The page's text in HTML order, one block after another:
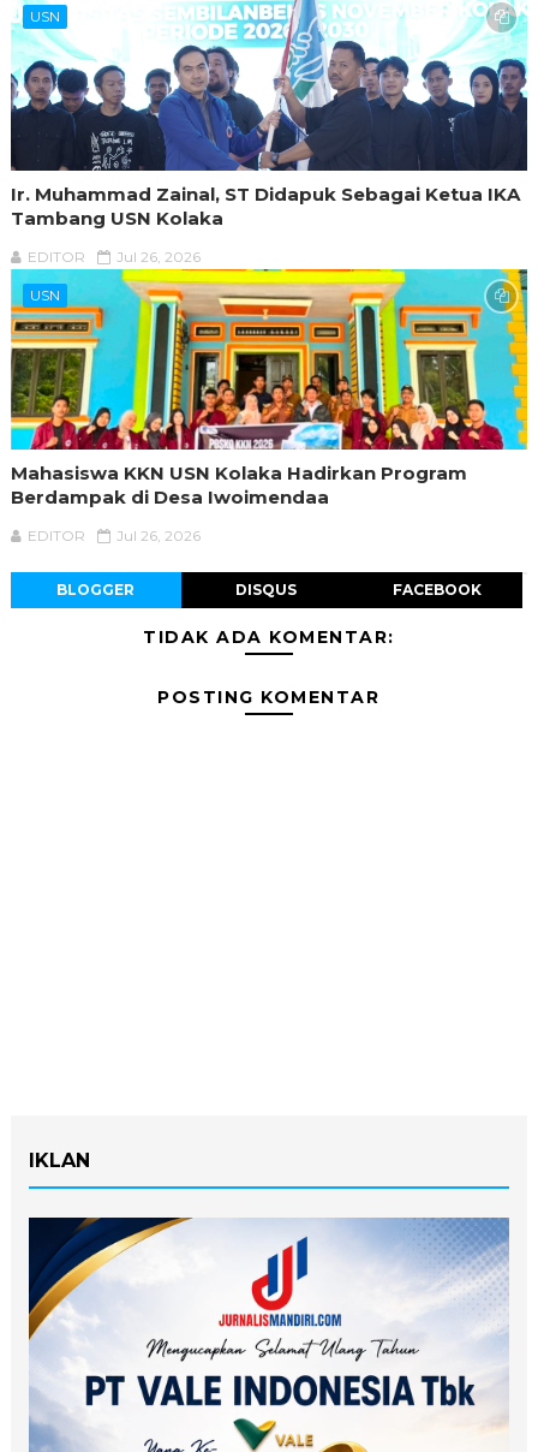
USN
Ir. Muhammad Zainal, ST Didapuk Sebagai Ketua IKA
Tambang USN Kolaka
EDITOR Jul 26, 2026
USN
Mahasiswa KKN USN Kolaka Hadirkan Program
Berdampak di Desa Iwoimendaa
EDITOR Jul 26, 2026
BLOGGER DISQUS FACEBOOK
TIDAK ADA KOMENTAR:
POSTING KOMENTAR
IKLAN